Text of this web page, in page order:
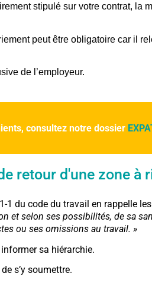
stipulé sur votre contrat, la
peut être obligatoire car il
de l’employeur.
consultez notre dossier
retour d'une zone à
1 du code du travail en rappelle
et selon ses possibilités, de sa
ou ses omissions au travail. »
sa hiérarchie.
s’y soumettre.